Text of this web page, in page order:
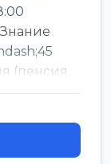
Знание
(пенсия,